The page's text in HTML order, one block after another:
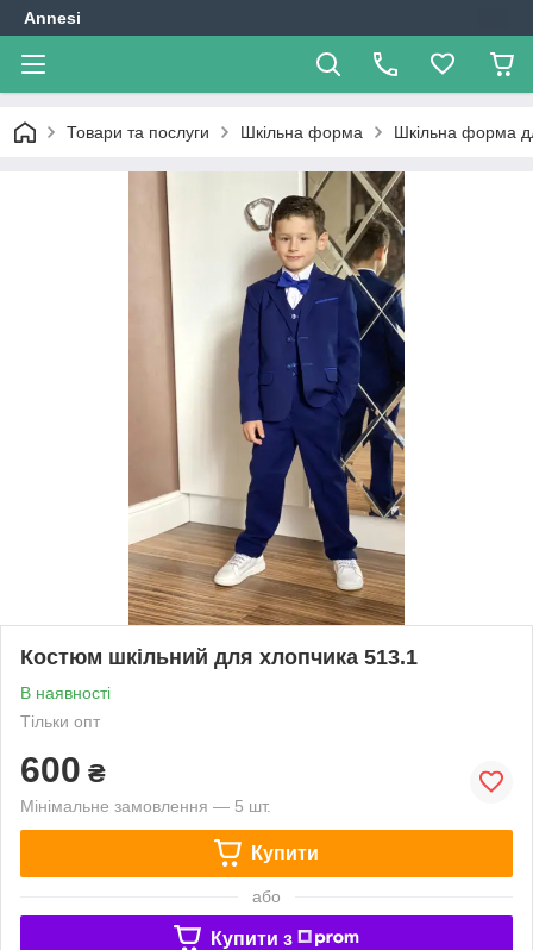
Annesi
Товари та послуги Шкільна форма Шкільна форма
Костюм шкільний для хлопчика 513.1
В наявності
Тільки опт
600 ₴
Мінімальне замовлення — 5 шт.
Купити
або
Купити з